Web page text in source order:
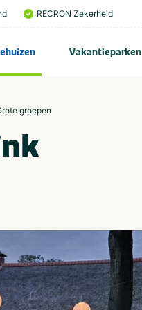
RECRON Zekerheid
Vakantieparken
groepen